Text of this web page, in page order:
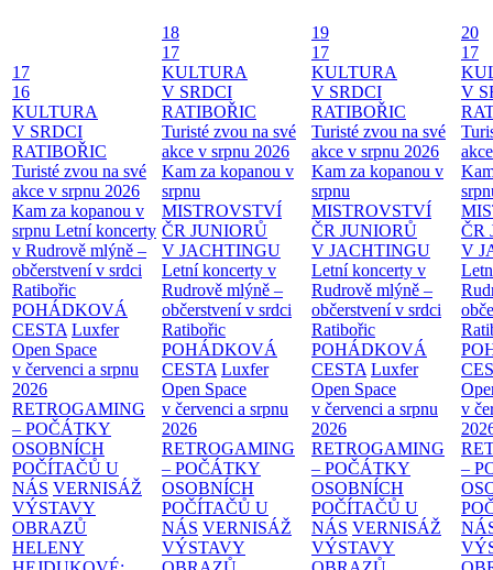
17
16
KULTURA
V SRDCI
RATIBOŘIC
Turisté zvou na své
akce v srpnu 2026
Kam za kopanou v
srpnu Letní koncerty
v Rudrově mlýně –
občerstvení v srdci
Ratibořic
POHÁDKOVÁ
CESTA Luxfer
Open Space
v červenci a srpnu
2026
RETROGAMING
– POČÁTKY
OSOBNÍCH
POČÍTAČŮ U
NÁS VERNISÁŽ
VÝSTAVY
OBRAZŮ
HELENY
18
17
KULTURA
V SRDCI
RATIBOŘIC
Turisté zvou na své
akce v srpnu 2026
Kam za kopanou v
srpnu
MISTROVSTVÍ
ČR JUNIORŮ
V JACHTINGU
Letní koncerty v
Rudrově mlýně –
občerstvení v srdci
Ratibořic
POHÁDKOVÁ
CESTA Luxfer
Open Space
v červenci a srpnu
2026
RETROGAMING
– POČÁTKY
OSOBNÍCH
POČÍTAČŮ U
NÁS VERNISÁŽ
VÝSTAVY
19
17
KULTURA
V SRDCI
RATIBOŘIC
Turisté zvou na své
akce v srpnu 2026
Kam za kopanou v
srpnu
MISTROVSTVÍ
ČR JUNIORŮ
V JACHTINGU
Letní koncerty v
Rudrově mlýně –
občerstvení v srdci
Ratibořic
POHÁDKOVÁ
CESTA Luxfer
Open Space
v červenci a srpnu
2026
RETROGAMING
– POČÁTKY
OSOBNÍCH
POČÍTAČŮ U
NÁS VERNISÁŽ
VÝSTAVY
20
17
V
ČR
V
v
–